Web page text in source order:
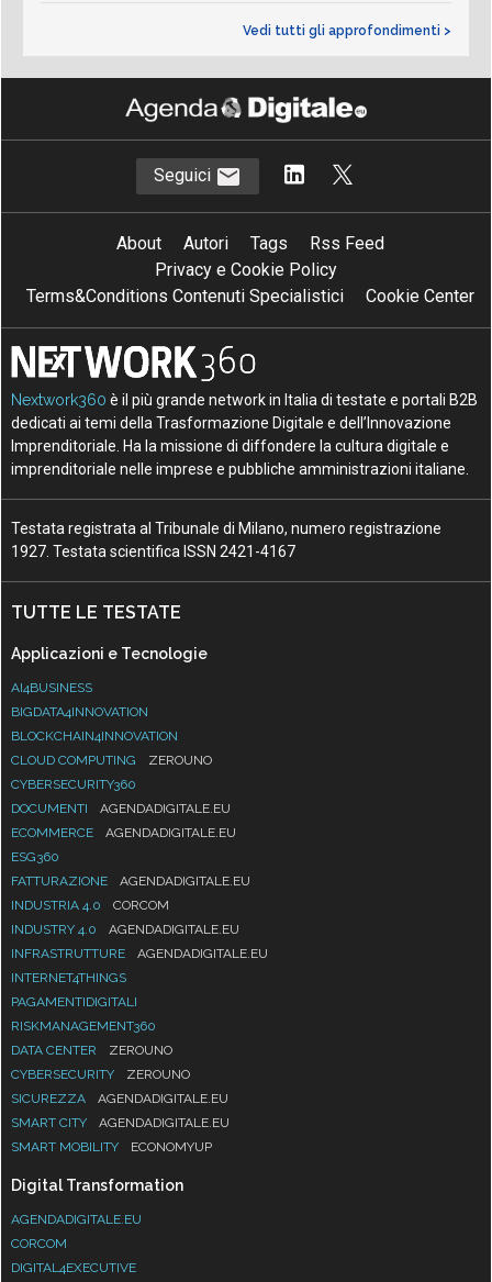
Vedi tutti gli approfondimenti >
Seguici
About Autori Tags
Rss Feed
Privacy e Cookie Policy
Terms&Conditions Contenuti Specialistici
Cookie Center
Nextwork360 è il più grande network in Italia di testate e portali B2B
dedicati ai temi della Trasformazione Digitale e dell’Innovazione
Imprenditoriale. Ha la missione di diffondere la cultura digitale e
imprenditoriale nelle imprese e pubbliche amministrazioni italiane.
Testata registrata al Tribunale di Milano, numero registrazione
1927. Testata scientifica ISSN 2421-4167
TUTTE LE TESTATE
Applicazioni e Tecnologie
AI4BUSINESS
BIGDATA4INNOVATION
BLOCKCHAIN4INNOVATION
CLOUD COMPUTING
ZEROUNO
CYBERSECURITY360
DOCUMENTI
AGENDADIGITALE.EU
ECOMMERCE
AGENDADIGITALE.EU
ESG360
FATTURAZIONE
AGENDADIGITALE.EU
INDUSTRIA 4.0
CORCOM
INDUSTRY 4.0
AGENDADIGITALE.EU
INFRASTRUTTURE
AGENDADIGITALE.EU
INTERNET4THINGS
PAGAMENTIDIGITALI
RISKMANAGEMENT360
DATA CENTER
ZEROUNO
CYBERSECURITY
ZEROUNO
SICUREZZA
AGENDADIGITALE.EU
SMART CITY
AGENDADIGITALE.EU
SMART MOBILITY
ECONOMYUP
Digital Transformation
AGENDADIGITALE.EU
CORCOM
DIGITAL4EXECUTIVE